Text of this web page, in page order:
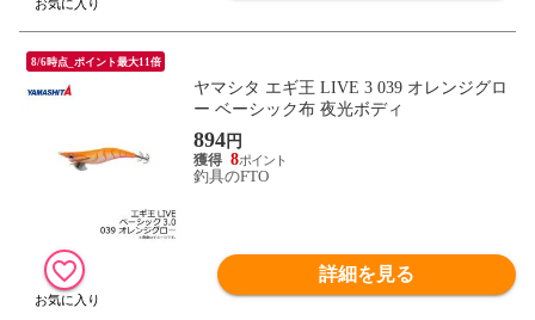
8/6時点_ポイント最大11倍
ヤマシタ エギ王 LIVE 3 039 オレンジグロ
ー ベーシック布 夜光ボディ
894円
8
釣具のFTO
詳細を見る